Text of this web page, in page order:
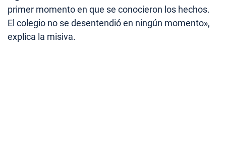
primer momento en que se conocieron los hechos.
El colegio no se desentendió en ningún momento»,
explica la misiva.